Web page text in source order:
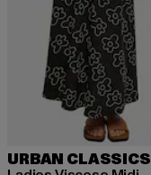
URBAN CLASSICS